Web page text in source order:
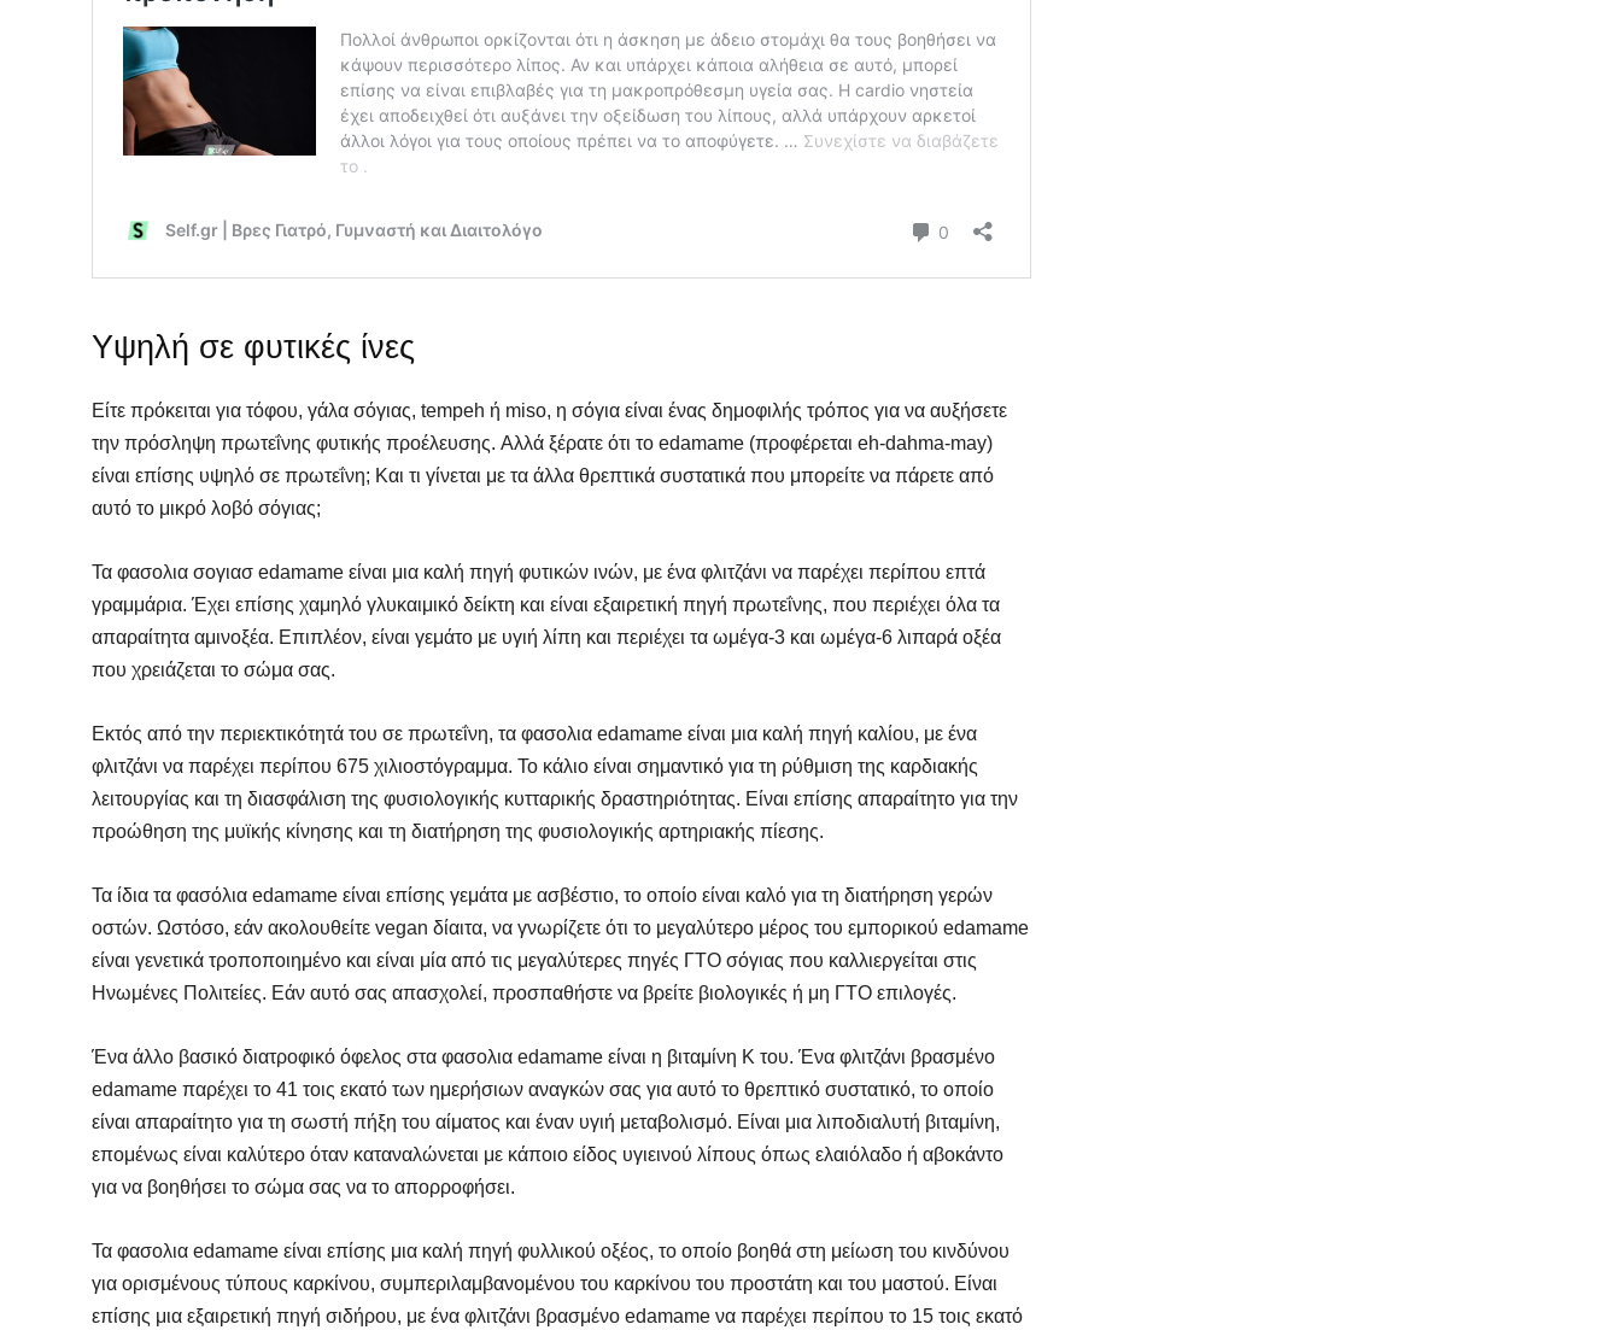
Υψηλή σε φυτικές ίνες
Είτε πρόκειται για τόφου, γάλα σόγιας, tempeh ή miso, η σόγια είναι ένας δημοφιλής τρόπος για να αυξήσετε
την πρόσληψη πρωτεΐνης φυτικής προέλευσης. Αλλά ξέρατε ότι το edamame (προφέρεται eh-dahma-may)
είναι επίσης υψηλό σε πρωτεΐνη; Και τι γίνεται με τα άλλα θρεπτικά συστατικά που μπορείτε να πάρετε από
αυτό το μικρό λοβό σόγιας;
Τα φασολια σογιασ edamame είναι μια καλή πηγή φυτικών ινών, με ένα φλιτζάνι να παρέχει περίπου επτά
γραμμάρια. Έχει επίσης χαμηλό γλυκαιμικό δείκτη και είναι εξαιρετική πηγή πρωτεΐνης, που περιέχει όλα τα
απαραίτητα αμινοξέα. Επιπλέον, είναι γεμάτο με υγιή λίπη και περιέχει τα ωμέγα-3 και ωμέγα-6 λιπαρά οξέα
που χρειάζεται το σώμα σας.
Εκτός από την περιεκτικότητά του σε πρωτεΐνη, τα φασολια edamame είναι μια καλή πηγή καλίου, με ένα
φλιτζάνι να παρέχει περίπου 675 χιλιοστόγραμμα. Το κάλιο είναι σημαντικό για τη ρύθμιση της καρδιακής
λειτουργίας και τη διασφάλιση της φυσιολογικής κυτταρικής δραστηριότητας. Είναι επίσης απαραίτητο για την
προώθηση της μυϊκής κίνησης και τη διατήρηση της φυσιολογικής αρτηριακής πίεσης.
Τα ίδια τα φασόλια edamame είναι επίσης γεμάτα με ασβέστιο, το οποίο είναι καλό για τη διατήρηση γερών
οστών. Ωστόσο, εάν ακολουθείτε vegan δίαιτα, να γνωρίζετε ότι το μεγαλύτερο μέρος του εμπορικού edamame
είναι γενετικά τροποποιημένο και είναι μία από τις μεγαλύτερες πηγές ΓΤΟ σόγιας που καλλιεργείται στις
Ηνωμένες Πολιτείες. Εάν αυτό σας απασχολεί, προσπαθήστε να βρείτε βιολογικές ή μη ΓΤΟ επιλογές.
Ένα άλλο βασικό διατροφικό όφελος στα φασολια edamame είναι η βιταμίνη Κ του. Ένα φλιτζάνι βρασμένο
edamame παρέχει το 41 τοις εκατό των ημερήσιων αναγκών σας για αυτό το θρεπτικό συστατικό, το οποίο
είναι απαραίτητο για τη σωστή πήξη του αίματος και έναν υγιή μεταβολισμό. Είναι μια λιποδιαλυτή βιταμίνη,
επομένως είναι καλύτερο όταν καταναλώνεται με κάποιο είδος υγιεινού λίπους όπως ελαιόλαδο ή αβοκάντο
για να βοηθήσει το σώμα σας να το απορροφήσει.
Τα φασολια edamame είναι επίσης μια καλή πηγή φυλλικού οξέος, το οποίο βοηθά στη μείωση του κινδύνου
για ορισμένους τύπους καρκίνου, συμπεριλαμβανομένου του καρκίνου του προστάτη και του μαστού. Είναι
επίσης μια εξαιρετική πηγή σιδήρου, με ένα φλιτζάνι βρασμένο edamame να παρέχει περίπου το 15 τοις εκατό